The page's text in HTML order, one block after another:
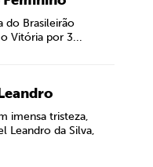
do Brasileirão
Vitória por 3...
imensa tristeza,
Leandro da Silva,